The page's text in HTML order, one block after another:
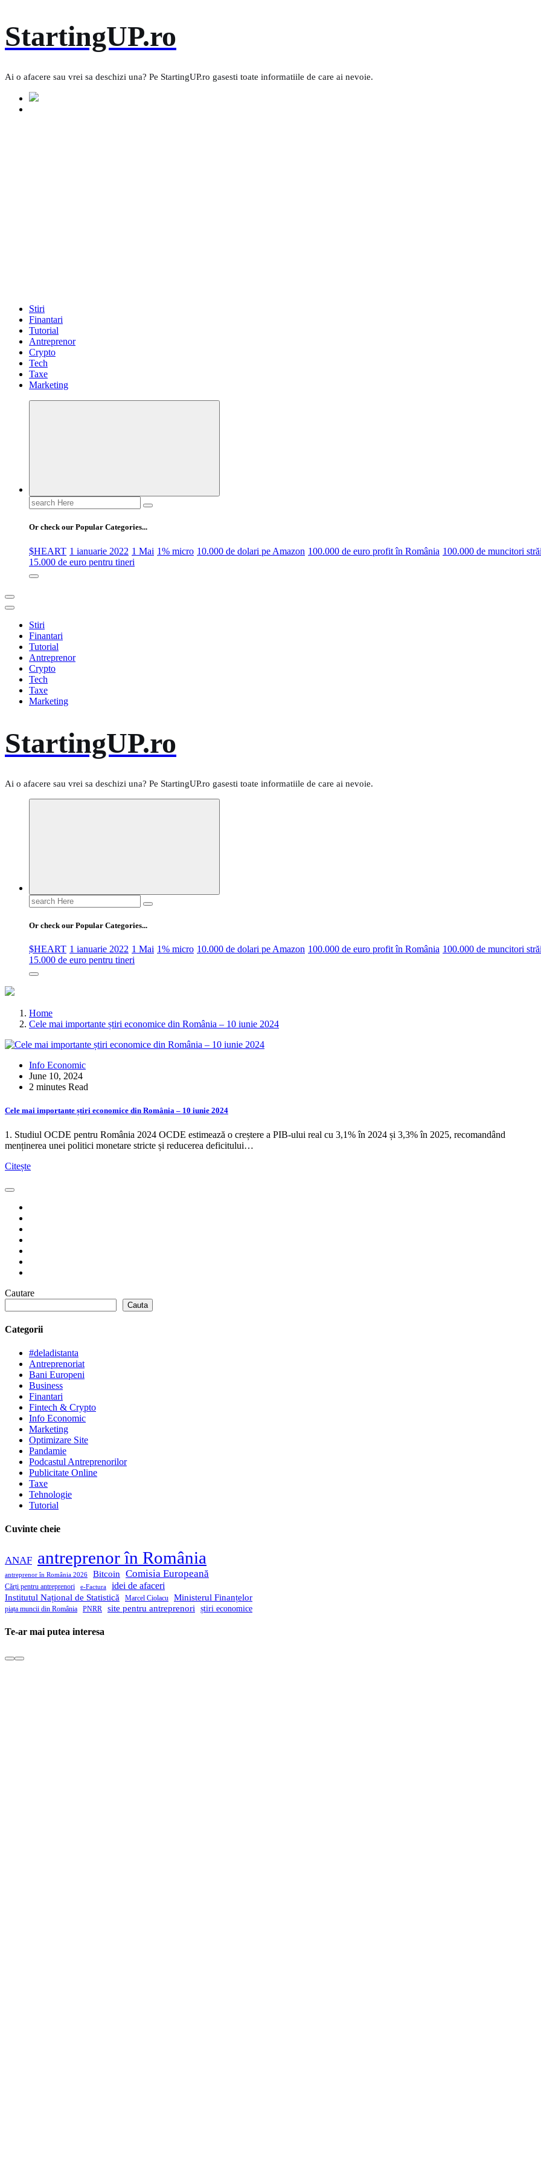
to
content
StartingUP.ro
Ai o afacere sau vrei sa deschizi una? Pe StartingUP.ro gasesti toate informatiile de care ai nevoie.
Stiri
Finantari
Tutorial
Antreprenor
Crypto
Tech
Taxe
Marketing
Search
for:
Or check our Popular Categories...
$HEART 1 ianuarie 2022 1 Mai 1% micro 10.000 de dolari pe Amazon 100.000 de euro profit în România 100.000 de muncitori
15.000 de euro pentru tineri
Stiri
Finantari
Tutorial
Antreprenor
Crypto
Tech
Taxe
Marketing
StartingUP.ro
Ai o afacere sau vrei sa deschizi una? Pe StartingUP.ro gasesti toate informatiile de care ai nevoie.
Search
for:
Or check our Popular Categories...
$HEART 1 ianuarie 2022 1 Mai 1% micro 10.000 de dolari pe Amazon 100.000 de euro profit în România 100.000 de muncitori
15.000 de euro pentru tineri
Home
Cele mai importante știri economice din România – 10 iunie 2024
Info Economic
June 10, 2024
2 minutes Read
Cele mai importante știri economice din România – 10 iunie 2024
1. Studiul OCDE pentru România 2024 OCDE estimează o creștere a PIB-ului real cu 3,1% în 2024 și 3,3% în 2025, recomandând
menținerea unei politici monetare stricte și reducerea deficitului…
Citește
Cautare
Cauta
Categorii
#deladistanta
Antreprenoriat
Bani Europeni
Business
Finantari
Fintech & Crypto
Info Economic
Marketing
Optimizare Site
Pandamie
Podcastul Antreprenorilor
Publicitate Online
Taxe
Tehnologie
Tutorial
Cuvinte cheie
ANAF antreprenor în România
antreprenor în România 2026 Bitcoin Comisia Europeană
Cărți pentru antreprenori e-Factura idei de afaceri
Institutul Național de Statistică Marcel Ciolacu Ministerul Finanțelor
piața muncii din România PNRR site pentru antreprenori știri economice
Te-ar mai putea interesa